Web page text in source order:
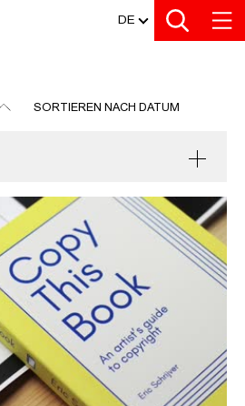
DE
SORTIEREN NACH DATUM